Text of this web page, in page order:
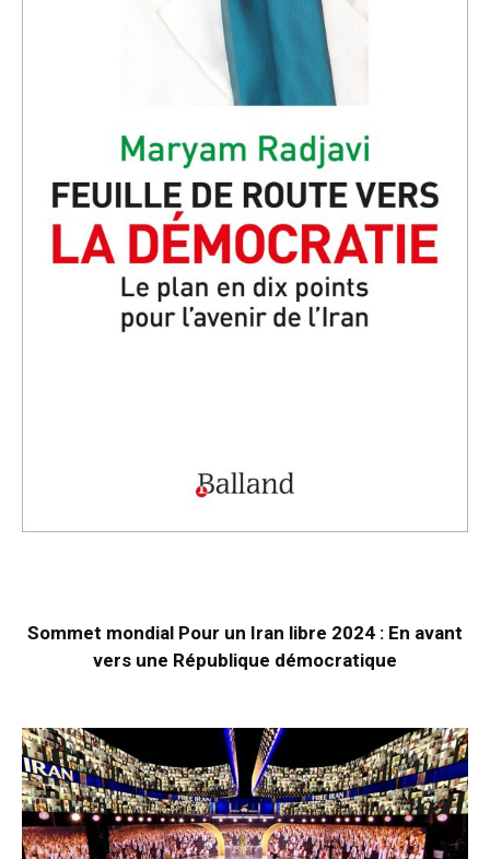
Sommet mondial Pour un Iran libre 2024 : En avant
vers une République démocratique